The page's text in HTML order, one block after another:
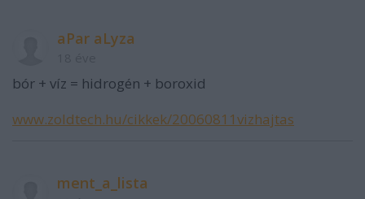
aPar aLyza
bór + víz = hidrogén + boroxid
www.zoldtech.hu/cikkek/20060811vizhajtas
ment_a_lista